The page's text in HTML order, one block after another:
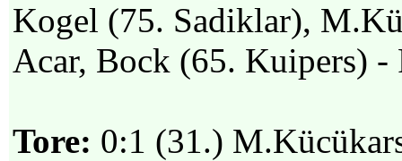
Kogel (75. Sadiklar),
Acar, Bock (65. Kuipers) -
Tore: 0:1 (31.)